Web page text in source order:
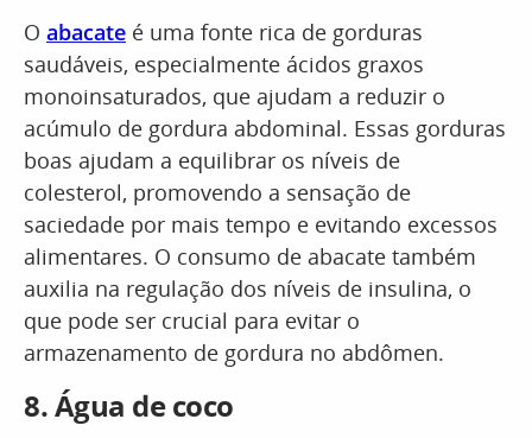
O abacate é uma fonte rica de gorduras
saudáveis, especialmente ácidos graxos
monoinsaturados, que ajudam a reduzir o
acúmulo de gordura abdominal. Essas gorduras
boas ajudam a equilibrar os níveis de
colesterol, promovendo a sensação de
saciedade por mais tempo e evitando excessos
alimentares. O consumo de abacate também
auxilia na regulação dos níveis de insulina, o
que pode ser crucial para evitar o
armazenamento de gordura no abdômen.
8. Água de coco